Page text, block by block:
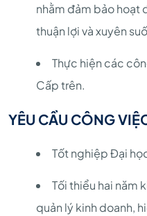
nhằm đảm bảo hoạt
thuận lợi và xuyên
Thực hiện các
Cấp trên.
YÊU CẦU CÔNG
Tốt nghiệp Đại
Tối thiểu hai năm
quản lý kinh doanh,